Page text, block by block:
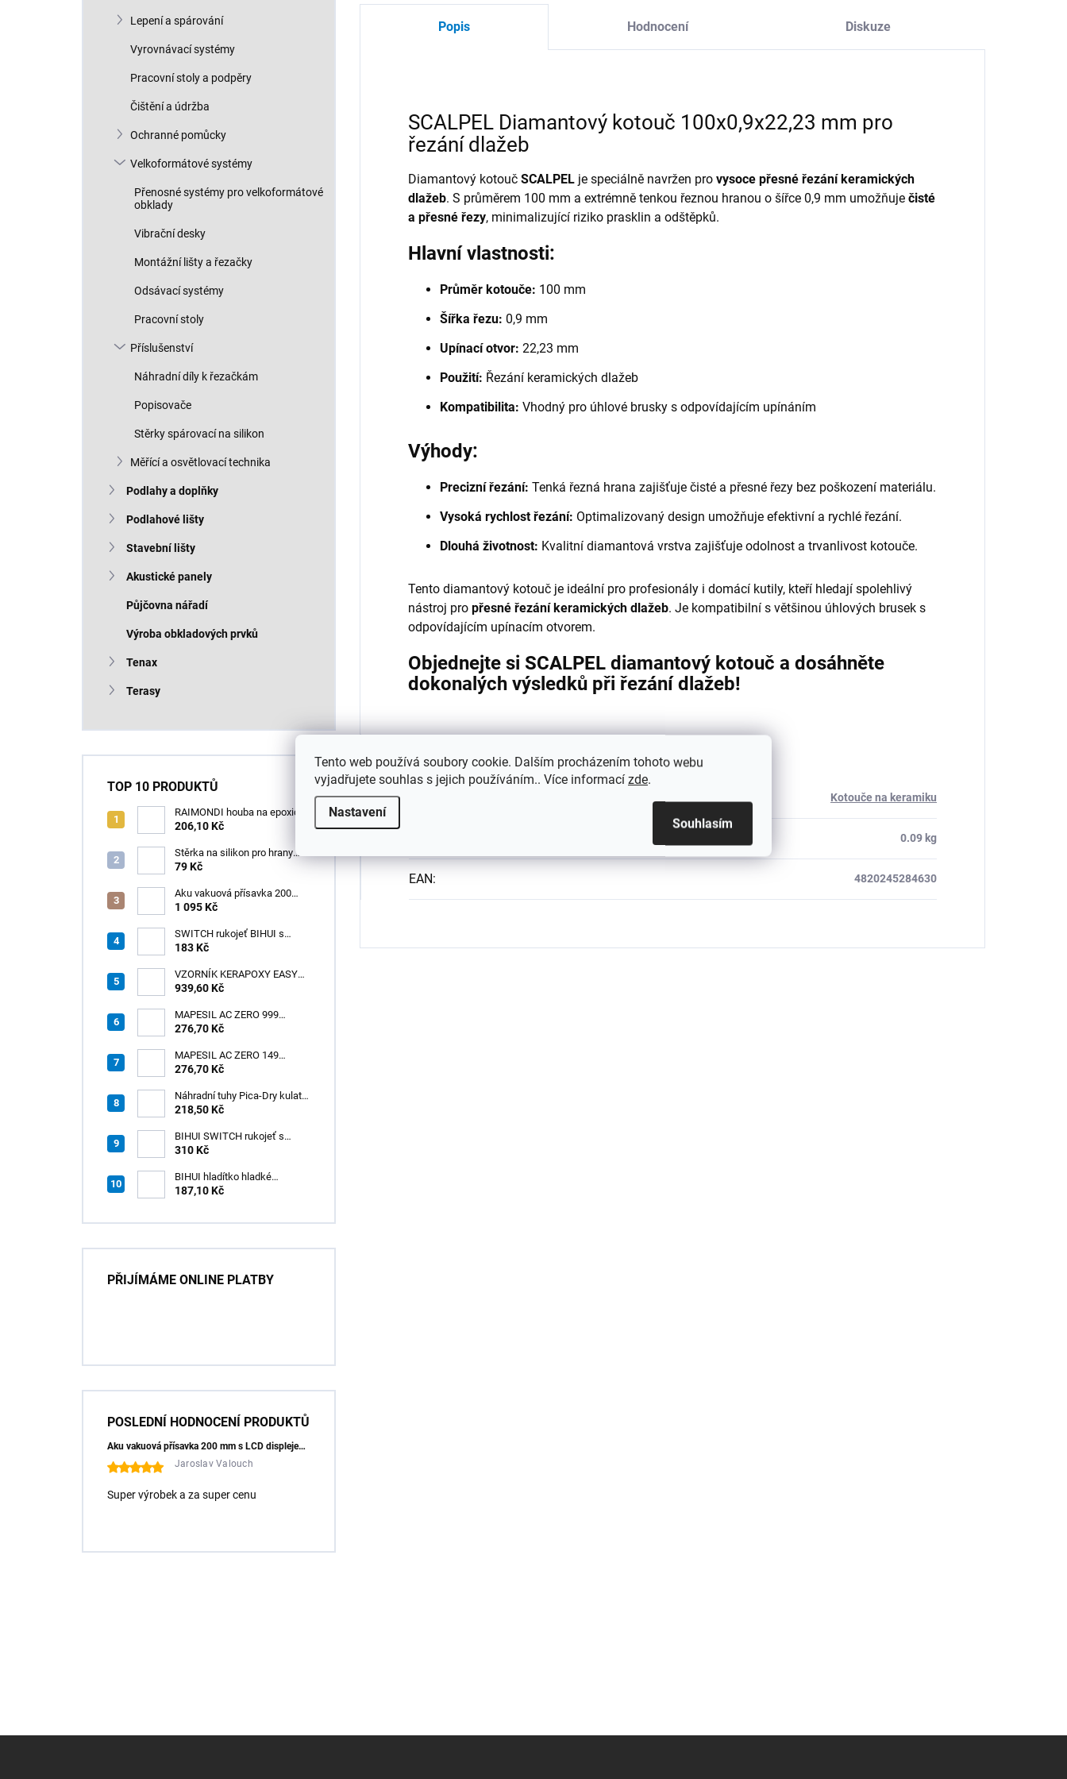
Tento web používá soubory cookie. Dalším procházením tohoto webu
vyjadřujete souhlas s jejich používáním.. Více informací zde.
Nastavení
Souhlasím
Lepení a spárování
Vyrovnávací systémy
Pracovní stoly a podpěry
Čištění a údržba
Ochranné pomůcky
Velkoformátové systémy
Přenosné systémy pro velkoformátové
obklady
Vibrační desky
Montážní lišty a řezačky
Odsávací systémy
Pracovní stoly
Příslušenství
Náhradní díly k řezačkám
Popisovače
Stěrky spárovací na silikon
Měřící a osvětlovací technika
Podlahy a doplňky
Podlahové lišty
Stavební lišty
Akustické panely
Půjčovna nářadí
Výroba obkladových prvků
Tenax
Terasy
TOP 10 PRODUKTŮ
RAIMONDI houba na epoxid
(Cellulosa) 190x120x4 OVÁL
206,10 Kč
Stěrka na silikon pro hrany
Jolly
79 Kč
Aku vakuová přísavka 200
mm s LCD displejem (150 kg)
1 095 Kč
SWITCH rukojeť BIHUI s
úchytem na jedné straně
183 Kč
VZORNÍK KERAPOXY EASY
DESIGN /1ks
939,60 Kč
MAPESIL AC ZERO 999
TRANSPARENTNÍ (310 ml)
276,70 Kč
MAPESIL AC ZERO 149
SOPEČNÝ PÍSEK (310 ml)
276,70 Kč
Náhradní tuhy Pica-Dry kulaté
– černé
218,50 Kč
BIHUI SWITCH rukojeť s
oboustranným úchytem –
310 Kč
BIHUI hladítko hladké
náhradní INOX 280×115 mm s
187,10 Kč
PŘIJÍMÁME ONLINE PLATBY
POSLEDNÍ HODNOCENÍ PRODUKTŮ
Aku vakuová přísavka 200 mm s LCD displejem (150 kg) - HÖGERT HT3B355
Jaroslav Valouch
Super výrobek a za super cenu
Popis Hodnocení Diskuze
SCALPEL Diamantový kotouč 100x0,9x22,23 mm pro
řezání dlažeb
Diamantový kotouč SCALPEL je speciálně navržen pro vysoce přesné řezání keramických
dlažeb. S průměrem 100 mm a extrémně tenkou řeznou hranou o šířce 0,9 mm umožňuje čisté
a přesné řezy, minimalizující riziko prasklin a odštěpků.
Hlavní vlastnosti:
Průměr kotouče: 100 mm
Šířka řezu: 0,9 mm
Upínací otvor: 22,23 mm
Použití: Řezání keramických dlažeb
Kompatibilita: Vhodný pro úhlové brusky s odpovídajícím upínáním
Výhody:
Precizní řezání: Tenká řezná hrana zajišťuje čisté a přesné řezy bez poškození materiálu.
Vysoká rychlost řezání: Optimalizovaný design umožňuje efektivní a rychlé řezání.
Dlouhá životnost: Kvalitní diamantová vrstva zajišťuje odolnost a trvanlivost kotouče.
Tento diamantový kotouč je ideální pro profesionály i domácí kutily, kteří hledají spolehlivý
nástroj pro přesné řezání keramických dlažeb. Je kompatibilní s většinou úhlových brusek s
odpovídajícím upínacím otvorem.
Objednejte si SCALPEL diamantový kotouč a dosáhněte
dokonalých výsledků při řezání dlažeb!
Kotouče na keramiku
0.09 kg
EAN: 4820245284630